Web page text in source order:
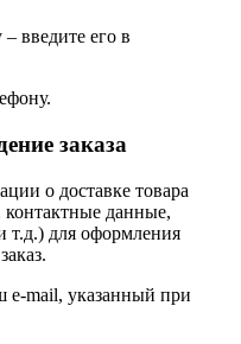
введите его в
заказа
о доставке товара
данные,
т.д.) для оформления
e-mail, указанный при